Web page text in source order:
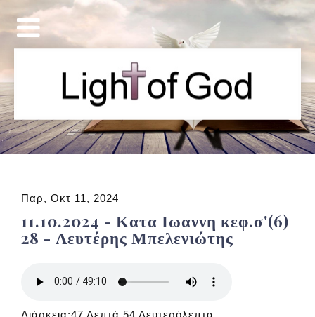
Παρ, Οκτ 11, 2024
11.10.2024 - Κατα Ιωαννη κεφ.σ'(6)
28 - Λευτέρης Μπελενιώτης
Διάρκεια:47 Λεπτά 54 Δευτερόλεπτα